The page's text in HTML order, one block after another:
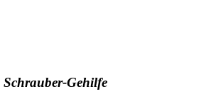
Schrauber-Gehilfe